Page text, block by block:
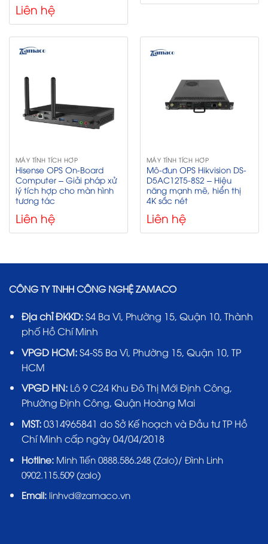
Liên hệ
MÁY TÍNH TÍCH HỢP
Hisense OPS On-Board
Computer – Giải pháp xử
lý tích hợp cho màn hình
tương tác
Liên hệ
MÁY TÍNH TÍCH HỢP
Mô-đun OPS Hikvision DS-
D5AC12T5-8S2 – Hiệu
năng mạnh mẽ, hiển thị
4K sắc nét
Liên hệ
CÔNG TY TNHH CÔNG NGHỆ ZAMACO
Địa chỉ ĐKKD:S4 Ba Vì, Phường 15, Quận 10, Thành
phố Hồ Chí Minh
VPGD HCM:S4-S5 Ba Vì, Phường 15, Quận 10, TP
HCM
VPGD HN:Lô 9 C24 Khu Đô Thị Mới Định Công,
Phường Định Công, Quận Hoàng Mai
MST:0314965841 do Sở Kế hoạch và Đầu tư TP Hồ
Chí Minh cấp ngày 04/04/2018
Hotline: Minh Tiến 0888.586.248 (Zalo)/ Đình Linh
0902.115.509 (zalo)
Email:linhvd@zamaco.vn